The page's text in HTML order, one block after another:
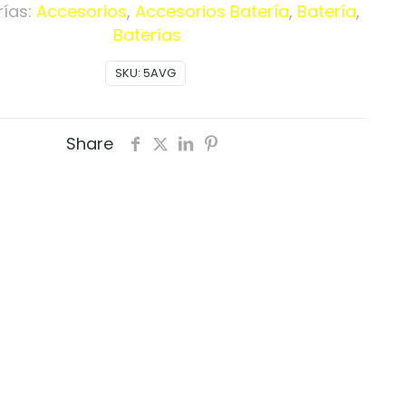
SKU: 5AVG
Accesorios, Accesorios Batería, Batería,
Baterías
Share